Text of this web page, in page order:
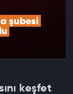
şubesi
keşfet